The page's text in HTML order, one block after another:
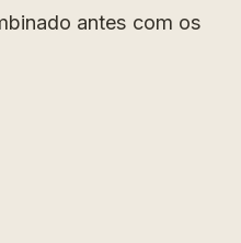
antes com os